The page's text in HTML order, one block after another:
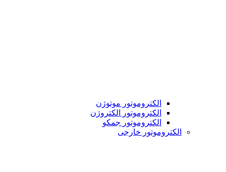
الکتروموتور موتوژن
الکتروموتور الکتروژن
الکتروموتور جمکو
الکتروموتور خارجی